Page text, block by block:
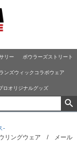
リー ボウラーズストリート
ンズウィックコラボウェア
ロオリジナルグッズ
-
リングウェア / メール